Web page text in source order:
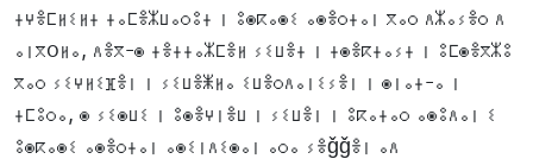
ⵜⵖⴻⵎⵍⵉⵍⵜ ⵜⴰⵎⴻⵣⵡⴰⵔⵓⵜ ⵏ ⵓⵙⴽⴰⵙⵉ ⴰⵙⴻⵔⵜⴰⵏ ⴳⴰⵔ ⴷⵣⴰⵢⴻⵔ ⴷ
ⴰⵏⴳoⵍⴰ, ⴷⴻⴳ-ⵙ ⵜⴻⵜⵜⴰⵣⵎⴻⵍ ⵢⵉⵡⴻⵜ ⵏ ⵜⵙⴻⴽⵜⴰⵢⵜ ⵏ ⵓⵎⵙⴻⴳⵣⵓ
ⴳⴰⵔ ⵢⵉⵖⵍⵉⴼⴻⵏ ⵏ ⵢⵉⵡⴻⵥⵍⴰ ⵉⵡⴻⵔⴷⴰⵏⵉⵢⴻⵏ ⵏ ⵙⵏⴰⵜ-ⴰ ⵏ
ⵜⵎⵓⵔⴰ, ⵙ ⵢⵉⵙⵡⵉ ⵏ ⵓⵙⴻⵖⵏⴻⵡ ⵏ ⵢⵉⵡⴻⵏ ⵏ ⵓⴽⴰⵜⴰⵔ ⴰⵙⵓⴷⴰⵏ ⵉ
ⵓⵙⴽⴰⵙⵉ ⴰⵙⴻⵔⵜⴰⵏ ⴰⵙⵉⵏⴷⵉⵙⴰⵏ ⴰⵔⴰ ⵢⴻǧǧⴻⵏ ⴰⴷ